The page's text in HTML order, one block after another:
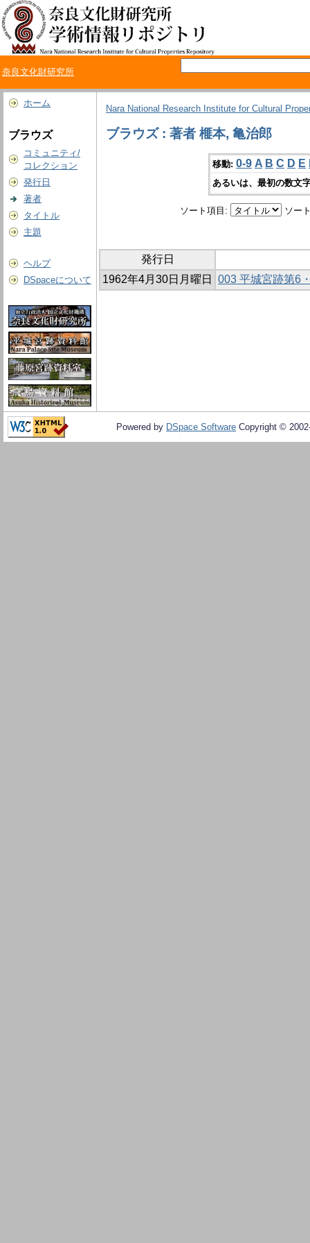
奈良文化財研究所
ホーム
ブラウズ
コミュニティ/
コレクション
発行日
著者
タイトル
主題
ヘルプ
DSpaceについて
Nara National Research Institute for Cultural
ブラウズ : 著者 榧本, 亀治郎
移動: 0-9 A B C D E
あるいは、最初の数文
ソート項目: ソー
発行日
1962年4月30日月曜日
003 平城宮跡第6
Powered by DSpace Software Copyright ©